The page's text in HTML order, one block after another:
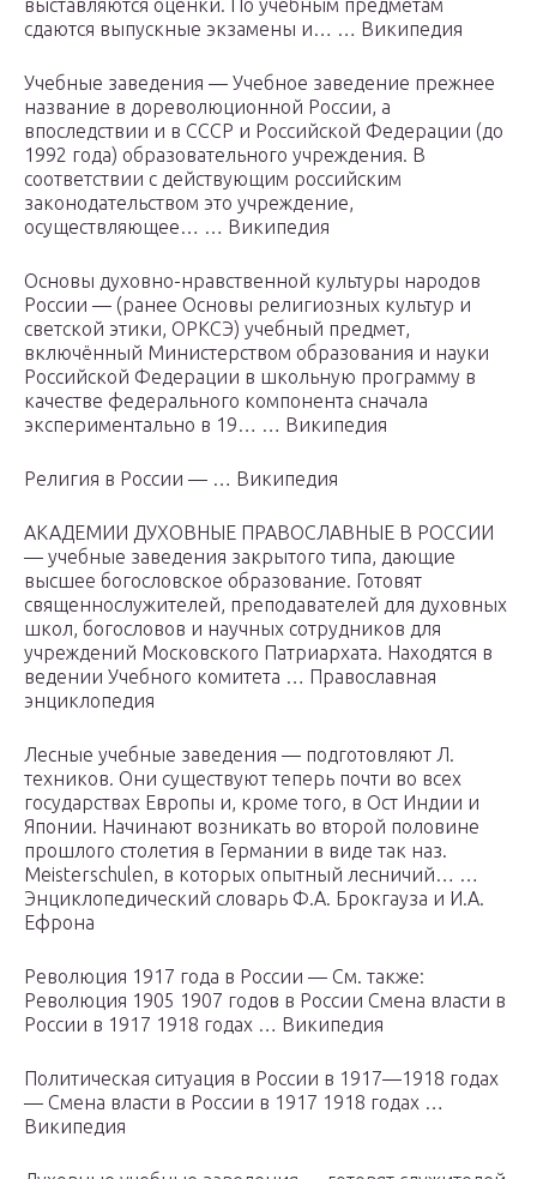
выставляются оценки. По учебным предметам
сдаются выпускные экзамены и… … Википедия
Учебные заведения — Учебное заведение прежнее
название в дореволюционной России, а
впоследствии и в СССР и Российской Федерации (до
1992 года) образовательного учреждения. В
соответствии с действующим российским
законодательством это учреждение,
осуществляющее… … Википедия
Основы духовно-нравственной культуры народов
России — (ранее Основы религиозных культур и
светской этики, ОРКСЭ) учебный предмет,
включённый Министерством образования и науки
Российской Федерации в школьную программу в
качестве федерального компонента сначала
экспериментально в 19… … Википедия
Религия в России — … Википедия
АКАДЕМИИ ДУХОВНЫЕ ПРАВОСЛАВНЫЕ В РОССИИ
— учебные заведения закрытого типа, дающие
высшее богословское образование. Готовят
священнослужителей, преподавателей для духовных
школ, богословов и научных сотрудников для
учреждений Московского Патриархата. Находятся в
ведении Учебного комитета … Православная
энциклопедия
Лесные учебные заведения — подготовляют Л.
техников. Они существуют теперь почти во всех
государствах Европы и, кроме того, в Ост Индии и
Японии. Начинают возникать во второй половине
прошлого столетия в Германии в виде так наз.
Meisterschulen, в которых опытный лесничий… …
Энциклопедический словарь Ф.А. Брокгауза и И.А.
Ефрона
Революция 1917 года в России — См. также:
Революция 1905 1907 годов в России Смена власти в
России в 1917 1918 годах … Википедия
Политическая ситуация в России в 1917—1918 годах
— Смена власти в России в 1917 1918 годах …
Википедия